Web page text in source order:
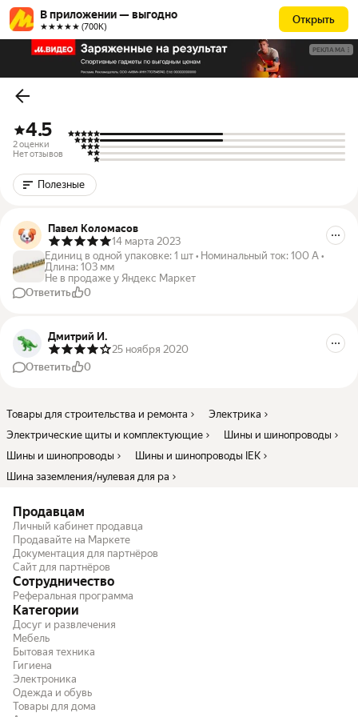
В приложении — выгодно
★★★★★ (700К)
Открыть
РЕКЛАМА
4.5
2 оценки
Нет отзывов
Полезные
Павел Коломасов
14 марта 2023
Единиц в одной упаковке: 1 шт • Номинальный ток: 100 А •
Длина: 103 мм
Не в продаже у Яндекс Маркет
Ответить
0
Дмитрий И.
25 ноября 2020
Ответить
0
Товары для строительства и ремонта
Электрика
Электрические щиты и комплектующие
Шины и шинопроводы
Шины и шинопроводы
Шины и шинопроводы IEK
Шина заземления/нулевая для ра
Продавцам
Личный кабинет продавца
Продавайте на Маркете
Документация для партнёров
Сайт для партнёров
Сотрудничество
Реферальная программа
Категории
Досуг и развлечения
Мебель
Бытовая техника
Гигиена
Электроника
Одежда и обувь
Товары для дома